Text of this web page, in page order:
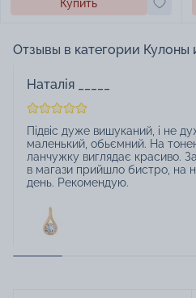
Купить
Отзывы в категории Кулоны
Наталія _____
Підвіс дуже вишуканий, і не
маленький, обьємний. На
ланчужку виглядає красиво.
в магази прийшло бистро, на
день. Рекомендую.